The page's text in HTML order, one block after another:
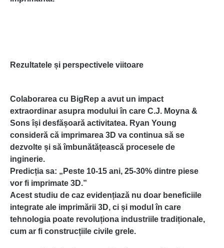
Rezultatele și perspectivele viitoare
Colaborarea cu BigRep a avut un impact
extraordinar asupra modului în care C.J. Moyna &
Sonsîși desfășoară activitatea. Ryan Young
consideră că imprimarea 3D va continua să se
dezvolte și să îmbunătățească procesele de
inginerie.
Predicția sa: „Peste 10-15 ani, 25-30% dintre piese
vor fi imprimate 3D.”
Acest studiu de caz evidențiază nu doar beneficiile
integrate ale imprimării 3D, ci și modul în care
tehnologia poate revoluționa industriile tradiționale,
cum ar fi construcțiile civile grele.